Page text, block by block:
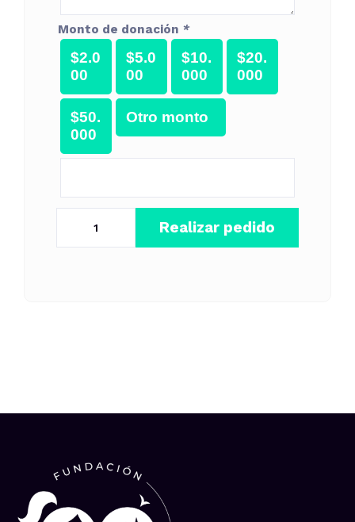
Monto de donación *
$2.0
00
$5.0
00
$10.
000
$20.
000
$50.
000
Otro monto
Realizar pedido